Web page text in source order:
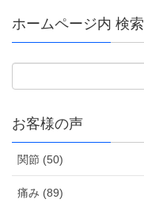
ホームページ内 検索
お客様の声
関節 (50)
痛み (89)